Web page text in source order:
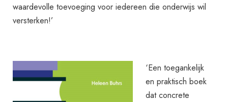
waardevolle toevoeging voor iedereen die onderwijs wil
versterken!’
‘Een toegankelijk
en praktisch boek
dat concrete